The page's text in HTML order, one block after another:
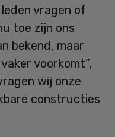
vragen of
toe zijn ons
bekend, maar
voorkomt”,
wij onze
constructies